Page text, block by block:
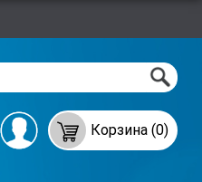
Корзина (0)